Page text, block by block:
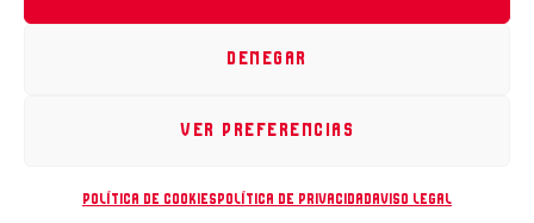
Denegar
Ver preferencias
Política de cookies Política de privacidadAviso legal
Desarrollado por